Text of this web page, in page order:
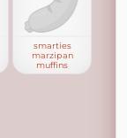
smarties
marzipan
muffins